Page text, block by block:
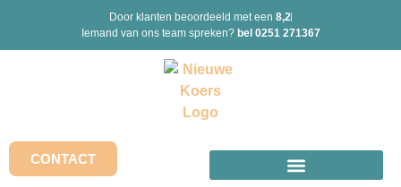
Door klanten beoordeeld met een 8,2
Iemand van ons team spreken? bel 0251 271367
CONTACT